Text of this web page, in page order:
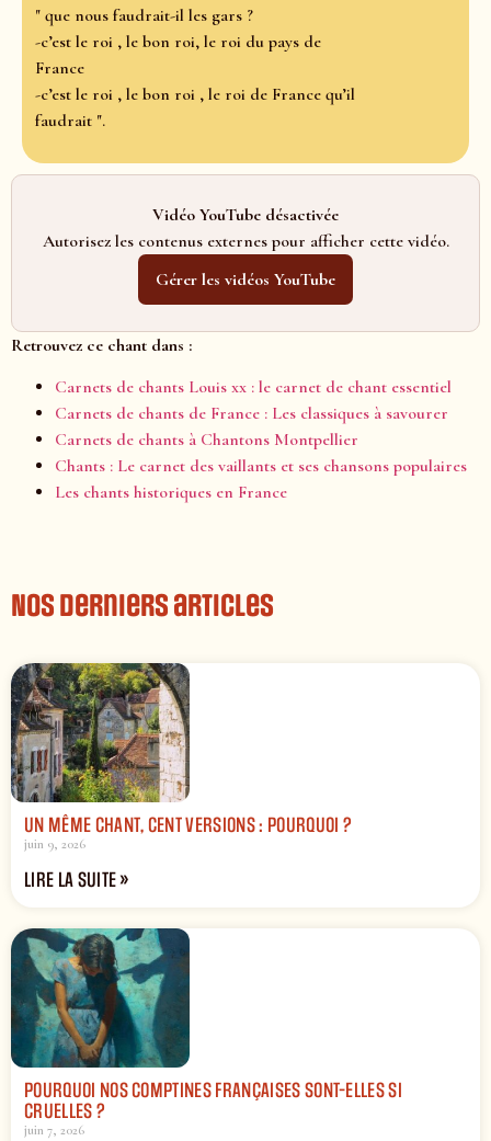
" que nous faudrait-il les gars ?
-c’est le roi , le bon roi, le roi du pays de
France
-c’est le roi , le bon roi , le roi de France qu’il
faudrait ".
Vidéo YouTube désactivée
Autorisez les contenus externes pour afficher cette vidéo.
Gérer les vidéos YouTube
Retrouvez ce chant dans :
Carnets de chants Louis xx : le carnet de chant essentiel
Carnets de chants de France : Les classiques à savourer
Carnets de chants à Chantons Montpellier
Chants : Le carnet des vaillants et ses chansons populaires
Les chants historiques en France
Nos derniers articles
UN MÊME CHANT, CENT VERSIONS : POURQUOI ?
juin 9, 2026
LIRE LA SUITE »
POURQUOI NOS COMPTINES FRANÇAISES SONT-ELLES SI
CRUELLES ?
juin 7, 2026